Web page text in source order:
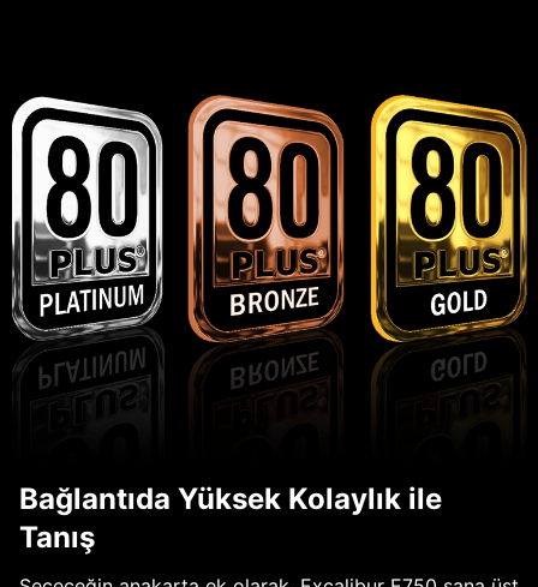
Bağlantıda Yüksek Kolaylık ile
Tanış